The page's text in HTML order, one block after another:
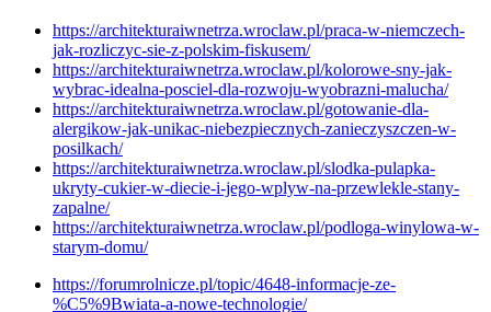
https://architekturaiwnetrza.wroclaw.pl/praca-w-niemczech-
jak-rozliczyc-sie-z-polskim-fiskusem/
https://architekturaiwnetrza.wroclaw.pl/kolorowe-sny-jak-
wybrac-idealna-posciel-dla-rozwoju-wyobrazni-malucha/
https://architekturaiwnetrza.wroclaw.pl/gotowanie-dla-
alergikow-jak-unikac-niebezpiecznych-zanieczyszczen-w-
posilkach/
https://architekturaiwnetrza.wroclaw.pl/slodka-pulapka-
ukryty-cukier-w-diecie-i-jego-wplyw-na-przewlekle-stany-
zapalne/
https://architekturaiwnetrza.wroclaw.pl/podloga-winylowa-w-
starym-domu/
https://forumrolnicze.pl/topic/4648-informacje-ze-
%C5%9Bwiata-a-nowe-technologie/